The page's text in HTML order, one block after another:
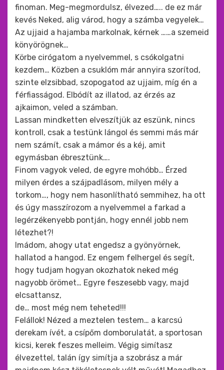
finoman. Meg-megmordulsz, élvezed….. de ez már
kevés Neked, alig várod, hogy a számba vegyelek…
Az ujjaid a hajamba markolnak, kérnek ……a szemeid
könyörögnek…
Körbe cirógatom a nyelvemmel, s csókolgatni
kezdem… Közben a csuklóm már annyira szorítod,
szinte elzsibbad, szopogatod az ujjaim, míg én a
férfiasságod. Elbódít az illatod, az érzés az
ajkaimon, veled a számban.
Lassan mindketten elveszítjük az eszünk, nincs
kontroll, csak a testünk lángol és semmi más már
nem számít, csak a mámor és a kéj, amit
egymásban ébresztünk….
Finom vagyok veled, de egyre mohóbb… Érzed
milyen érdes a szájpadlásom, milyen mély a
torkom…, hogy nem hasonlítható semmihez, ha ott
és úgy masszírozom a nyelvemmel a farkad a
legérzékenyebb pontján, hogy ennél jobb nem
létezhet?!
Imádom, ahogy utat engedsz a gyönyörnek,
hallatod a hangod. Ez engem felhergel és segít,
hogy tudjam hogyan okozhatok neked még
nagyobb örömet… Egyre feszesebb vagy, majd
elcsattansz,
de… most még nem teheted!!!
Felállok! Nézed a meztelen testem… a karcsú
derekam ívét, a csípőm domborulatát, a sportosan
kicsi, kerek feszes melleim. Végig simítasz
élvezettel, talán így simítja a szobrász a már